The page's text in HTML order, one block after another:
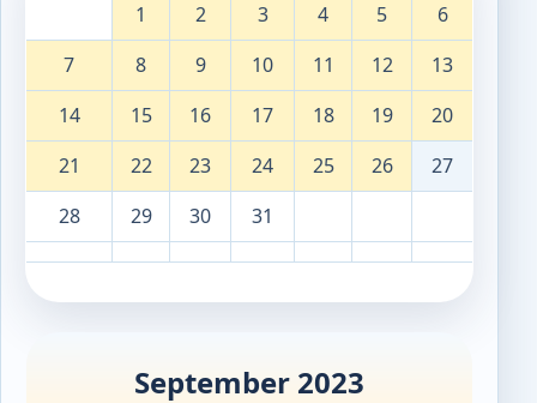
1
2 3 4 5
6
7
8 9 10 11 12
13
14
15 16 17 18 19
20
21
22 23 24 25 26
27
28
29 30 31
September 2023